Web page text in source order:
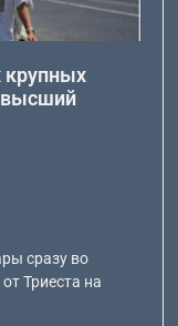
крупных
сразу во
Триеста на